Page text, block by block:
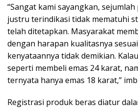
“Sangat kami sayangkan,
justru terindikasi tidak mematuhi
telah ditetapkan. Masyarakat
dengan harapan kualitasnya
kenyataannya tidak demikian.
seperti membeli emas 24 karat,
ternyata hanya emas 18 karat,”
Registrasi produk beras diatur